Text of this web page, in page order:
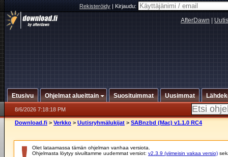
Rekisteröidy|Kirjaudu:
AfterDawn
Etusivu Ohjelmat alueittain Suosituimmat Uusimmat
8/6/2026 7:18:18 PM
Download.fi > Verkko > Uutisryhmälukijat > SABnzbd (Mac) v1.1.0 RC4
Olet lataamassa tämän ohjelman vanhaa versiota.
Ohjelmasta löytyy sivuiltamme uudemmat versiot: v2.3.9 (viimeisin vakaa versio)